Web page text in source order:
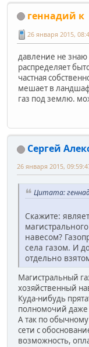
геннадий к
26 января 2015,
давление не
распределяет
частная
мешает в
газ под землю.
Сергей
26 января 2015,
Цитата:
Скажите:
навесом?
села газом. И
отдельно
Магистральный
хозяйственный
Куда-нибудь
полномочий даже
А так по
сети с
возможность,